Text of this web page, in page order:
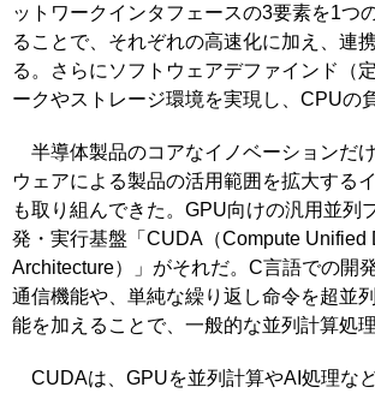
ットワークインタフェースの3要素を1つ
ることで、それぞれの高速化に加え、連
る。さらにソフトウェアデファインド（
ークやストレージ環境を実現し、CPUの
半導体製品のコアなイノベーションだ
ウェアによる製品の活用範囲を拡大する
も取り組んできた。GPU向けの汎用並列
発・実行基盤「CUDA（Compute Unified
Architecture）」がそれだ。C言語での開
通信機能や、単純な繰り返し命令を超並
能を加えることで、一般的な並列計算処
CUDAは、GPUを並列計算やAI処理な